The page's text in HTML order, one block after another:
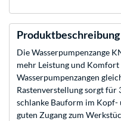
Produktbeschreibung
Die Wasserpumpenzange
mehr Leistung und
Wasserpumpenzangen
Rastenverstellung sorgt für
schlanke Bauform im
guten Zugang zum